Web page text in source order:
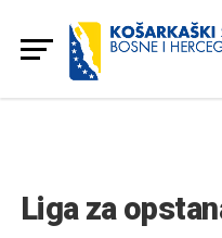
Liga za